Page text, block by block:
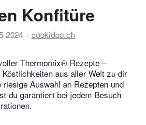
Konfitüre
2024 cookidoo.ch
Thermomix® Rezepte –
aus aller Welt zu dir
Auswahl an Rezepten und
du garantiert bei jedem Besuch